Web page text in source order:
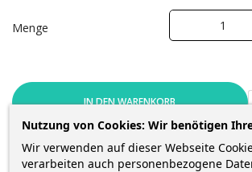
Menge
IN DEN WARENKORB
 Nur noch wenige Teile verfügbar
Nutzung von Cookies: Wir benötigen
Wir verwenden auf dieser Webseite
verarbeiten auch personenbezogene